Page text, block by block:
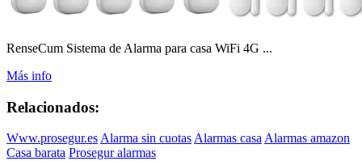
RenseCum Sistema de Alarma para casa WiFi 4G ...
Más info
Relacionados:
Www.prosegur.es Alarma sin cuotas Alarmas casa Alarmas amazon
Casa barata Prosegur alarmas